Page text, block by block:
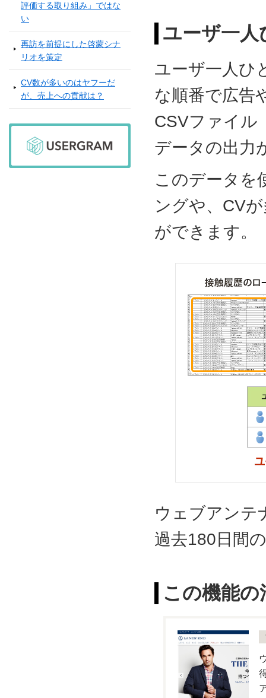
評価する取り組み」ではな
い
再訪を前提にした啓蒙シナ
リオを策定
CV数が多いのはヤフーだ
が、売上への貢献は？
ユーザ一人
ユーザ一人ひ
な順番で広告
CSVファイル
データの出力
このデータを
ングや、CV
ができます。
ウェブアンテ
過去180日間
この機能の